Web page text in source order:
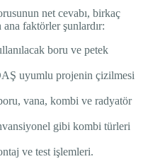
net cevabı, birkaç
ana faktörler şunlardır:
boru ve petek
uyumlu projenin çizilmesi
vana, kombi ve radyatör
gibi kombi türleri
ve test işlemleri.